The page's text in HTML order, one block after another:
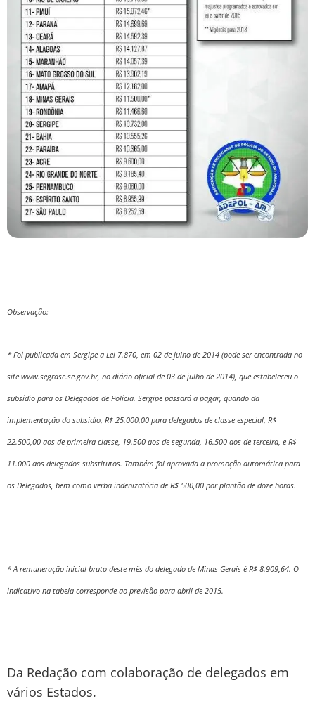
Observação:
* Foi publicada em Sergipe a Lei 7.870, em 02 de julho de 2014 (pode ser encontrada no
site www.segrase.se.gov.br, no diário oficial de 03 de julho de 2014), que estabeleceu o
subsídio para os Delegados de Polícia. Sergipe passará a pagar, quando da
implementação do subsídio, R$ 25.000,00 para delegados de classe especial, R$
22.500,00 aos de primeira classe, 19.500 aos de segunda, 16.500 aos de terceira, e R$
11.000 aos delegados substitutos. Também foi aprovada a promoção automática para
os Delegados, bem como verba indenizatória de R$ 500,00 por plantão de doze horas.
* A remuneração inicial bruto deste mês do delegado de Minas Gerais é R$ 8.909,64. O
indicativo na tabela corresponde ao previsão para abril de 2015.
Da Redação com colaboração de delegados em
vários Estados.